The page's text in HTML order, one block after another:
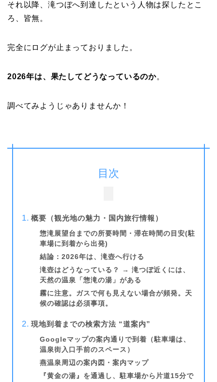
それ以降、滝つぼへ到達したという人物は探したとこ
ろ、皆無。
完全にログが止まっておりました。
2026年は、果たしてどうなっているのか。
調べてみようじゃありませんか！
目次
概要（観光地の魅力・国内旅行情報）
惣滝展望台までの所要時間・滞在時間の目安(駐
車場に到着から出発)
結論：2026年は、滝壺へ行ける
滝壺はどうなっている？ → 滝つぼ近くには、
天然の温泉「惣滝の湯」がある
霧に注意。ガスで何も見えない場合が頻発。天
候の確認は必須事項。
現地到着 までの検索方法 “道案内”
Googleマップの案内通りで到着 （駐車場は、
温泉街入口手前のスペース）
燕温泉周辺の案内図・案内マップ
『黄金の湯』を通過し、駐車場から片道15分で